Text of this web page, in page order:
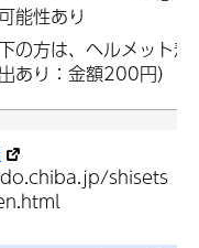
能性あり
の方は、ヘルメット着
あり：金額200円）
shisets